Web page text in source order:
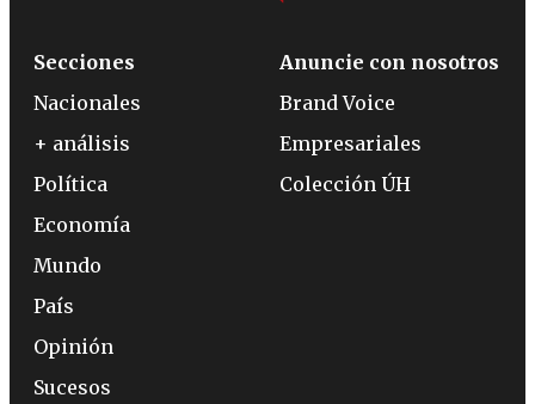
Secciones
Nacionales
+ análisis
Política
Economía
Mundo
País
Opinión
Sucesos
Anuncie con nosotros
Brand Voice
Empresariales
Colección ÚH